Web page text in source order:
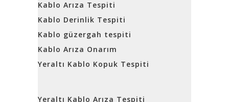
Kablo Arıza Tespiti
Kablo Derinlik Tespiti
Kablo güzergah tespiti
Kablo Arıza Onarım
Yeraltı Kablo Kopuk Tespiti
Yeraltı Kablo Arıza Tespiti